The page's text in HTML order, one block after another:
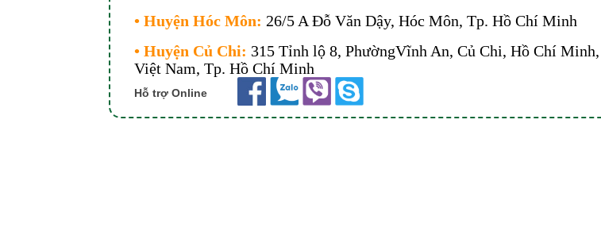
• Huyện Hóc Môn: 26/5 A Đỗ Văn Dậy, Hóc Môn, Tp. Hồ Chí Minh
• Huyện Củ Chi: 315 Tỉnh lộ 8, PhườngVĩnh An, Củ Chi, Hồ Chí Minh,
Việt Nam, Tp. Hồ Chí Minh
Hỗ trợ Online